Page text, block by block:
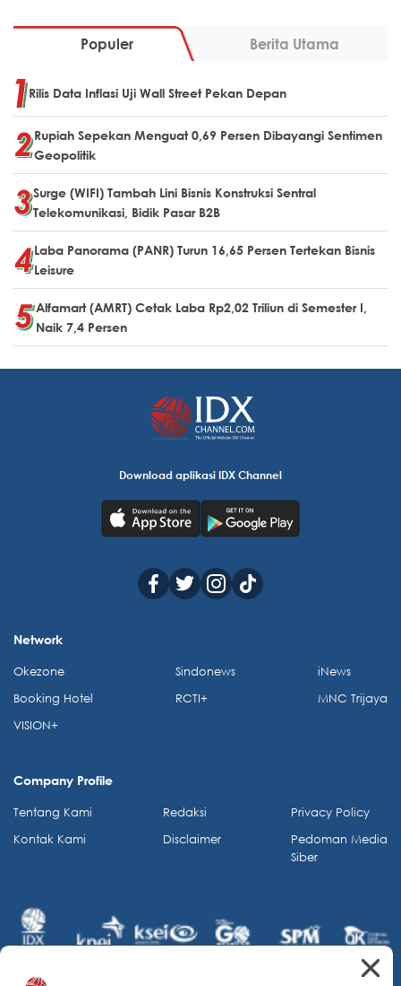
Populer Berita Utama
Rilis Data Inflasi Uji Wall Street Pekan Depan
Rupiah Sepekan Menguat 0,69 Persen Dibayangi Sentimen
Geopolitik
Surge (WIFI) Tambah Lini Bisnis Konstruksi Sentral
Telekomunikasi, Bidik Pasar B2B
Laba Panorama (PANR) Turun 16,65 Persen Tertekan Bisnis
Leisure
Alfamart (AMRT) Cetak Laba Rp2,02 Triliun di Semester I,
Naik 7,4 Persen
Download aplikasi IDX Channel
Network
Okezone
Booking Hotel
VISION+
Sindonews
RCTI+
iNews
MNC Trijaya
Company Profile
Tentang Kami
Kontak Kami
Redaksi
Disclaimer
Privacy Policy
Pedoman Media
Siber